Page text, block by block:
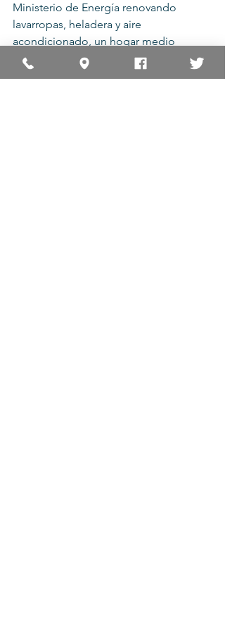
Ministerio de Energía renovando
lavarropas, heladera y aire
acondicionado, un hogar medio
pagaría $ 3.200 menos al año.